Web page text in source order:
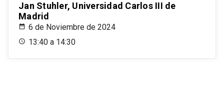
Jan Stuhler, Universidad Carlos III de
Madrid
6 de Noviembre de 2024
13:40 a 14:30